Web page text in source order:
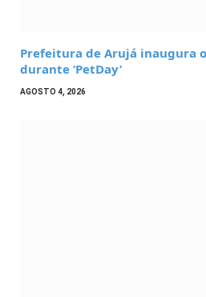
Prefeitura de Arujá inaugura o
durante ‘PetDay’
AGOSTO 4, 2026